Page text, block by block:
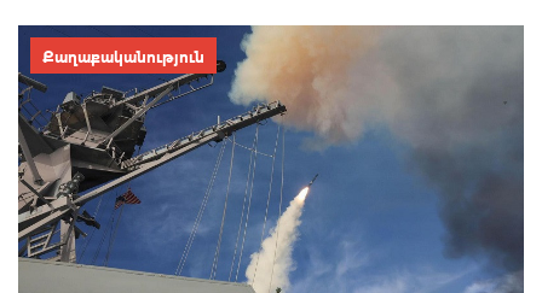
Քաղաքականություն